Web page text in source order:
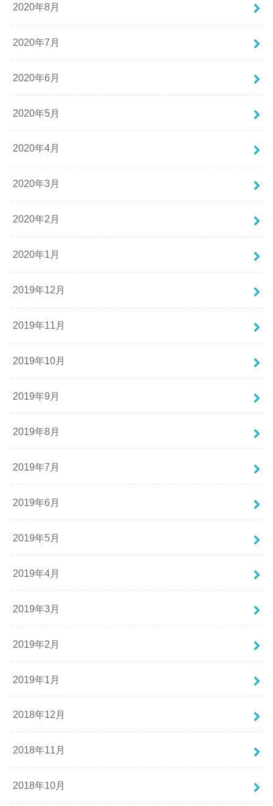
2020年8月
2020年7月
2020年6月
2020年5月
2020年4月
2020年3月
2020年2月
2020年1月
2019年12月
2019年11月
2019年10月
2019年9月
2019年8月
2019年7月
2019年6月
2019年5月
2019年4月
2019年3月
2019年2月
2019年1月
2018年12月
2018年11月
2018年10月